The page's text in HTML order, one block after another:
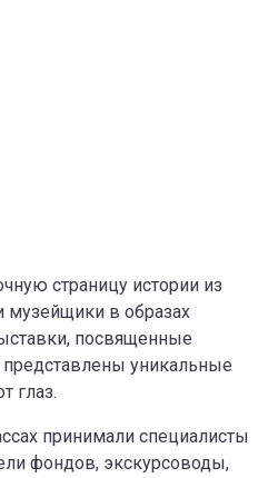
страницу истории из
музейщики в образах
посвященные
уникальные
глаз.
принимали специалисты
фондов, экскурсоводы,